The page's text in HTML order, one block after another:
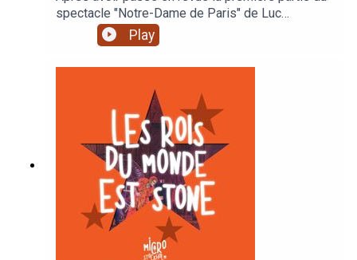
spectacle "Notre-Dame de Paris" de Luc
Plamondon et Richard Cocciante, Ambre, Amélie,
Julien, Mélanie et Virginie se retrouvent pour
de maquillages hasardeux.
Play